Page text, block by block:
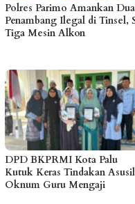
Polres Parimo Amankan Dua
Penambang Ilegal di Tinsel,
Tiga Mesin Alkon
DPD BKPRMI Kota Palu
Kutuk Keras Tindakan
Oknum Guru Mengaji